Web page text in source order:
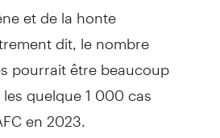
et de la honte
dit, le nombre
pourrait être beaucoup
quelque 1 000 cas
en 2023.